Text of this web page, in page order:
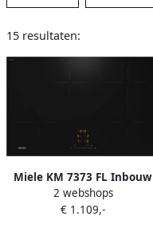
15 resultaten:
Miele KM 7373 FL Inbouw
inductiekookplaat Zwart
2 webshops
€ 1.109,-